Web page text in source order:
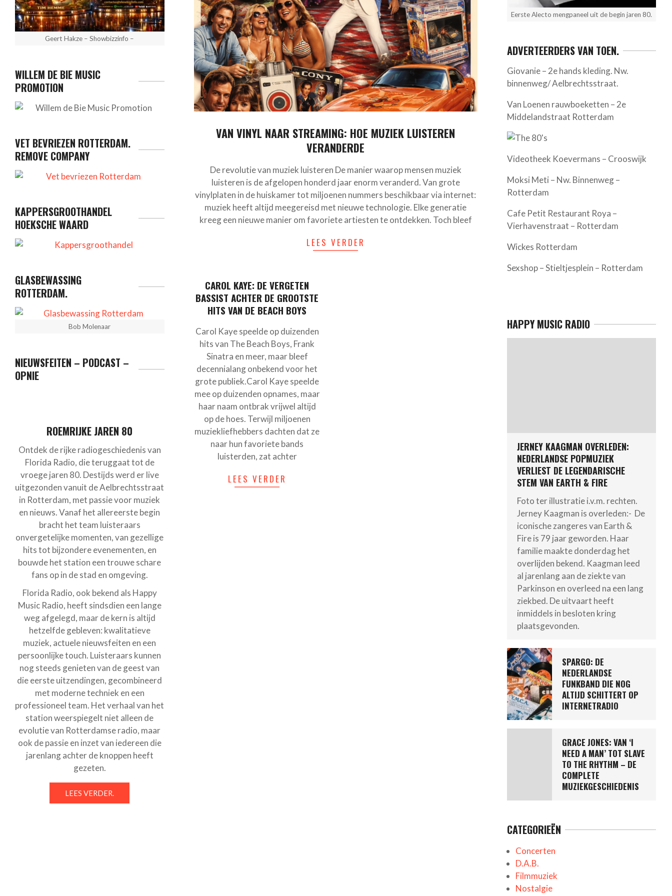
VAN VINYL NAAR STREAMING: HOE MUZIEK LUISTEREN
VERANDERDE
De revolutie van muziek luisteren De manier waarop mensen muziek
luisteren is de afgelopen honderd jaar enorm veranderd. Van grote
vinylplaten in de huiskamer tot miljoenen nummers beschikbaar via internet:
muziek heeft altijd meegereisd met nieuwe technologie. Elke generatie
kreeg een nieuwe manier om favoriete artiesten te ontdekken. Toch bleef
LEES VERDER
CAROL KAYE: DE VERGETEN
BASSIST ACHTER DE GROOTSTE
HITS VAN DE BEACH BOYS
Carol Kaye speelde op duizenden
hits van The Beach Boys, Frank
Sinatra en meer, maar bleef
decennialang onbekend voor het
grote publiek.Carol Kaye speelde
mee op duizenden opnames, maar
haar naam ontbrak vrijwel altijd
op de hoes. Terwijl miljoenen
muziekliefhebbers dachten dat ze
naar hun favoriete bands
luisterden, zat achter
LEES VERDER
Geert Hakze – Showbizzinfo –
WILLEM DE BIE MUSIC
PROMOTION
VET BEVRIEZEN ROTTERDAM.
REMOVE COMPANY
KAPPERSGROOTHANDEL
HOEKSCHE WAARD
GLASBEWASSING
ROTTERDAM.
Bob Molenaar
NIEUWSFEITEN – PODCAST –
OPNIE
ROEMRIJKE JAREN 80
Ontdek de rijke radiogeschiedenis van
Florida Radio, die teruggaat tot de
vroege jaren 80. Destijds werd er live
uitgezonden vanuit de Aelbrechtsstraat
in Rotterdam, met passie voor muziek
en nieuws. Vanaf het allereerste begin
bracht het team luisteraars
onvergetelijke momenten, van gezellige
hits tot bijzondere evenementen, en
bouwde het station een trouwe schare
fans op in de stad en omgeving.
Florida Radio, ook bekend als Happy
Music Radio, heeft sindsdien een lange
weg afgelegd, maar de kern is altijd
hetzelfde gebleven: kwalitatieve
muziek, actuele nieuwsfeiten en een
persoonlijke touch. Luisteraars kunnen
nog steeds genieten van de geest van
die eerste uitzendingen, gecombineerd
met moderne techniek en een
professioneel team. Het verhaal van het
station weerspiegelt niet alleen de
evolutie van Rotterdamse radio, maar
ook de passie en inzet van iedereen die
jarenlang achter de knoppen heeft
gezeten.
LEES VERDER.
Eerste Alecto mengpaneel uit de begin jaren 80.
ADVERTEERDERS VAN TOEN.
Giovanie – 2e hands kleding. Nw.
binnenweg/ Aelbrechtsstraat.
Van Loenen rauwboeketten – 2e
Middelandstraat Rotterdam
Videotheek Koevermans – Crooswijk
Moksi Meti – Nw. Binnenweg –
Rotterdam
Cafe Petit Restaurant Roya –
Vierhavenstraat – Rotterdam
Wickes Rotterdam
Sexshop – Stieltjesplein – Rotterdam
HAPPY MUSIC RADIO
JERNEY KAAGMAN OVERLEDEN:
NEDERLANDSE POPMUZIEK
VERLIEST DE LEGENDARISCHE
STEM VAN EARTH & FIRE
Foto ter illustratie i.v.m. rechten.
Jerney Kaagman is overleden:- De
iconische zangeres van Earth &
Fire is 79 jaar geworden. Haar
familie maakte donderdag het
overlijden bekend. Kaagman leed
al jarenlang aan de ziekte van
Parkinson en overleed na een lang
ziekbed. De uitvaart heeft
inmiddels in besloten kring
plaatsgevonden.
SPARGO: DE
NEDERLANDSE
FUNKBAND DIE NOG
ALTIJD SCHITTERT OP
INTERNETRADIO
GRACE JONES: VAN ‘I
NEED A MAN’ TOT SLAVE
TO THE RHYTHM – DE
COMPLETE
MUZIEKGESCHIEDENIS
CATEGORIEËN
Concerten
D.A.B.
Filmmuziek
Nostalgie